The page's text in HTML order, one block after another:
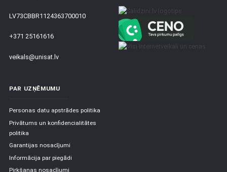
LV73CBBR1124363700010
+371 25161616
veikals@unisat.lv
PAR UZŅĒMUMU
Personas datu apstrādes politika
Privātums un konfidencialitātes
politika
Garantijas nosacījumi
Informācija par piegādi
Pirkšanas nosacījumi